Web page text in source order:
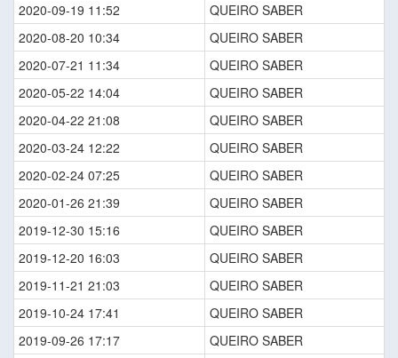
2020-09-19 11:52
QUEIRO SABER
2020-08-20 10:34
QUEIRO SABER
2020-07-21 11:34
QUEIRO SABER
2020-05-22 14:04
QUEIRO SABER
2020-04-22 21:08
QUEIRO SABER
2020-03-24 12:22
QUEIRO SABER
2020-02-24 07:25
QUEIRO SABER
2020-01-26 21:39
QUEIRO SABER
2019-12-30 15:16
QUEIRO SABER
2019-12-20 16:03
QUEIRO SABER
2019-11-21 21:03
QUEIRO SABER
2019-10-24 17:41
QUEIRO SABER
2019-09-26 17:17
QUEIRO SABER